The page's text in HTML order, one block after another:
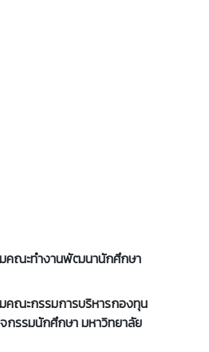
มคณะทำงานพัฒนานักศึกษา
คณะกรรมการบริหารกองทุน
รรมนักศึกษา มหาวิทยาลัย